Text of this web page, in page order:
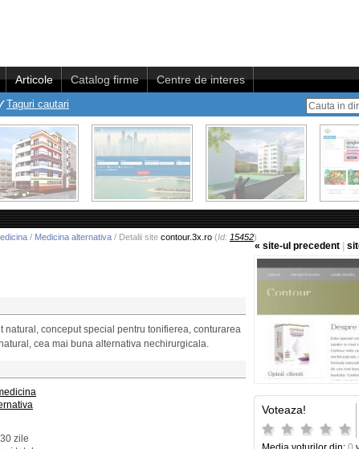
Articole Catalog firme Centre de interes
Taguri cautari
/ Medicina alternativa / Detalii site contour.3x.ro (Id: 15452)
« site-ul precedent
natural, conceput special pentru tonifierea, conturarea
cea mai buna alternativa nechirurgicala.
zile
Voteaza!